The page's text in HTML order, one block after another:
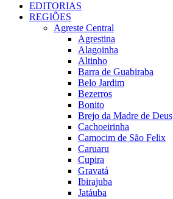
EDITORIAS
REGIÕES
Agreste Central
Agrestina
Alagoinha
Altinho
Barra de Guabiraba
Belo Jardim
Bezerros
Bonito
Brejo da Madre de Deus
Cachoeirinha
Camocim de São Felix
Caruaru
Cupira
Gravatá
Ibirajuba
Jatáuba